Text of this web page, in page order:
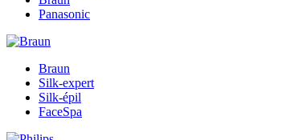
Panasonic
Braun
Silk-expert
Silk-épil
FaceSpa